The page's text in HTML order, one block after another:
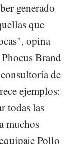
generado
que
opina
Brand
de
ejemplos:
todas las
muchos
Pollo